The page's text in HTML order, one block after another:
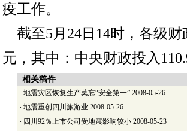
疫工作。
截至5月24日14时，各级财
元，其中：中央财政投入
相关稿件
· 地震灾区恢复生产莫忘“安全第一” 2008-05-26
· 地震重创四川旅游业 2008-05-26
· 四川92％上市公司受地震影响较小 2008-05-23